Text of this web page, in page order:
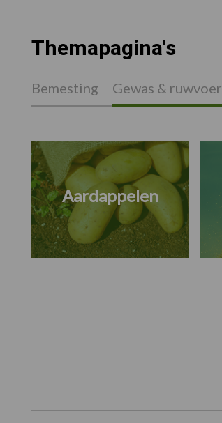
Themapagina's
Bemesting Gewas & ruwvoer
Aardappelen